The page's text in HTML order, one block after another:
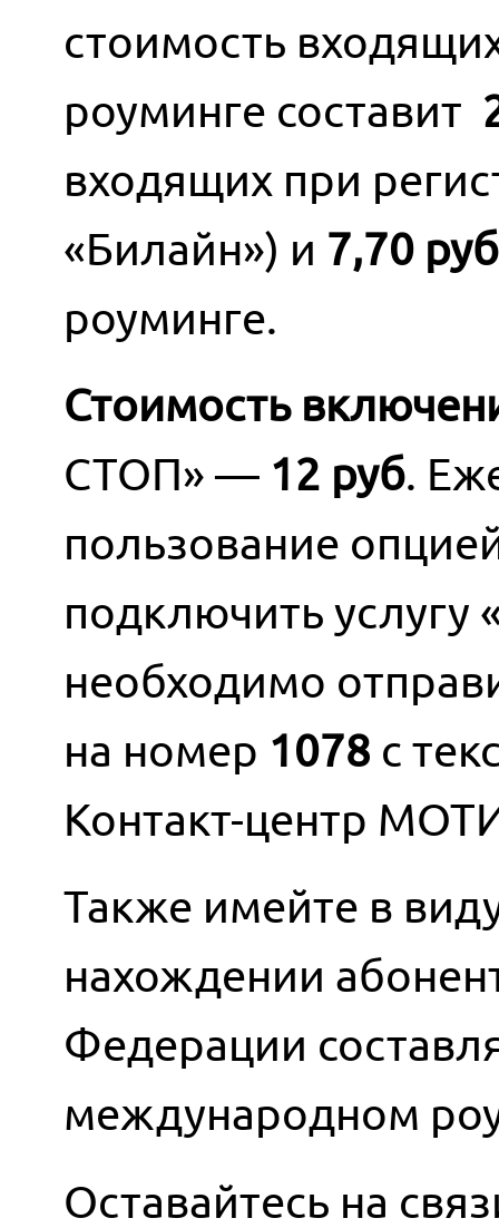
стоимость
роуминге составит
входящих при
«Билайн») и 7,70 руб
роуминге.
Стоимость
СТОП» — 12 руб.
пользование
подключить
необходимо
на номер 1078 с
Контакт-центр
Также имейте в
нахождении
Федерации
международном
Оставайтесь на